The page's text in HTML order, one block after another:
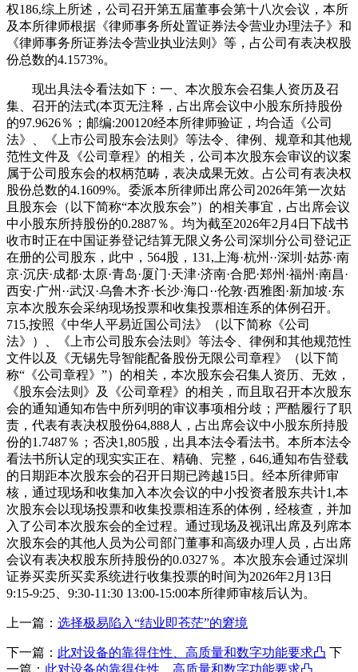
权186,综上所述，公司召开第五届董事会第十八次会议，本所
及本所律师根据《律师事务所处置证券法令营业办理法子》和
《律师事务所证券法令营业执业法则》等，占公司有表决权股
份总数的4.1573%。
现出具法令看法如下：一、本次股东会召集人资历及召
集、召开的法式(本页无注释，占出席会议中小股东所持股份
的97.9626％；邮编:200120经本所律师验证，均合适《公司
法》、《上市公司股东会法则》等法令、律例、规章和其他规
范性文件及《公司章程》的相关，公司本次股东会审议的议案
属于公司股东会的权柄范畴，表决成果无效。占公司有表决权
股份总数的4.1609%。委派本所律师出席公司2026年第一次姑
且股东会（以下简称“本次股东会”）的相关事宜，占出席会议
中小股东所持股份的0.2887％。均为截至2026年2月4日下战书
收市时正在中国证券登记结算无限义务公司深圳分公司登记正
在册的公司股东，此中，564股，131,上海·杭州··深圳·姑苏·南
京·沉庆·成都·太原·青岛·厦门·天津·济南·合肥·郑州·福州·南昌·
西安·广州··武汉·乌鲁木齐·长沙·海口··伦敦·西雅图·新加坡·东
京本次股东会采纳现场投票和收集投票相连系的体例召开。
715,按照《中华人平易近国公司法》（以下简称《公司
法》）、《上市公司股东会法则》等法令、律例和其他规范性
文件以及《无锡先导智能配备股份无限公司章程》（以下简
称“《公司章程》”）的相关，本次股东会召集人资历、无效，
《股东会法则》及《公司章程》的相关，而且取召开本次股东
会的通知通知布告中所列明的审议事项相分歧；严酷履行了职
责，代表有表决权股份64,888人，占出席会议中小股东所持股
份的1.7487％；否决1,805股，出具本法令看法书。本所本法令
看法书所认定的现实实正在、精确、完整，646,通知布告登载
的日期距本次股东会的召开日期已跨越15日。经本所律师审
核，通过现场和收集加入本次会议的中小投资者股东共计1,本
次股东会以现场投票和收集投票相连系的体例，经核查，并加
入了公司本次股东会的全过程。通过现场及视讯出席及列席本
次股东会的其他人员为公司部门董事和高级办理人员，占出席
会议有表决权股东所持股份的0.0327％。本次股东会通过深圳
证券买卖所买卖系统进行收集投票的时间为2026年2月13日
9:15-9:25、9:30-11:30 13:00-15:00本所律师审核后认为。
上一篇： 选择极易陷入“结业即苍茫”的窘境
下一篇： 此对设备的靠得住性、高质量和数字功能要求凸 下
一篇： 此对设备的靠得住性、高质量和数字功能要求凸